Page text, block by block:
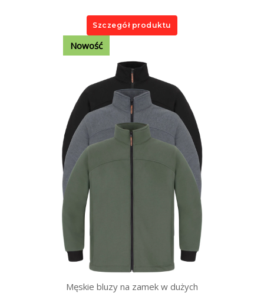
Szczegół produktu
Nowość
Męskie bluzy na zamek w dużych